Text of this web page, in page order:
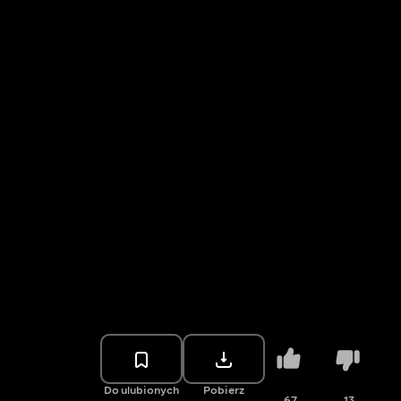
Do ulubionych Pobierz